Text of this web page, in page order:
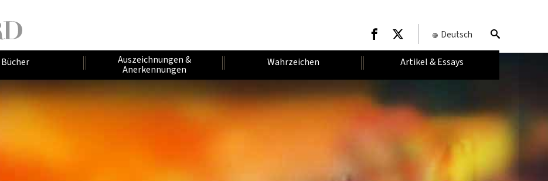
Deutsch
Bücher Auszeichnungen &
Anerkennungen
Wahrzeichen Artikel & Essays